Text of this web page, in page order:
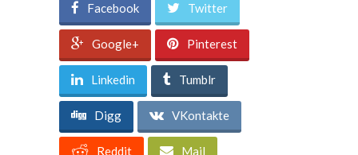
Facebook Twitter
Google+ Pinterest
Linkedin Tumblr
Digg VKontakte
Reddit Mail